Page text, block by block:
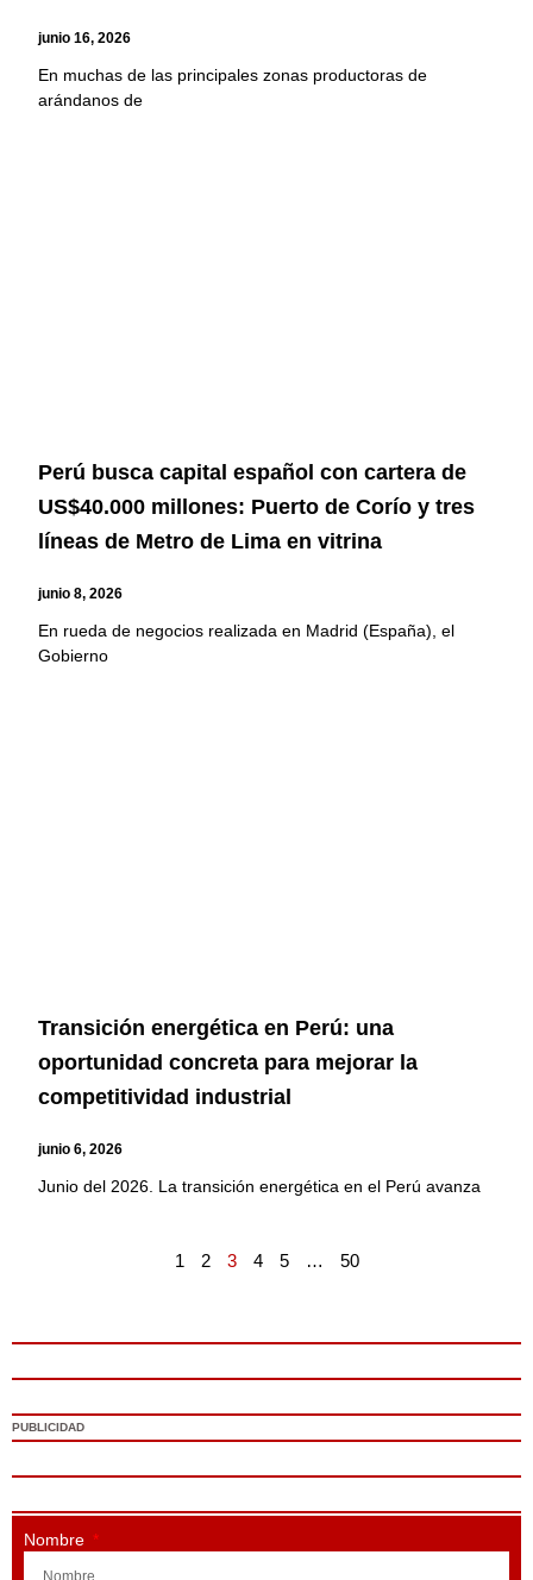
junio 16, 2026
En muchas de las principales zonas productoras de
arándanos de
Perú busca capital español con cartera de
US$40.000 millones: Puerto de Corío y tres
líneas de Metro de Lima en vitrina
junio 8, 2026
En rueda de negocios realizada en Madrid (España), el
Gobierno
Transición energética en Perú: una
oportunidad concreta para mejorar la
competitividad industrial
junio 6, 2026
Junio del 2026. La transición energética en el Perú avanza
1 2 3 4 5 … 50
PUBLICIDAD
Nombre